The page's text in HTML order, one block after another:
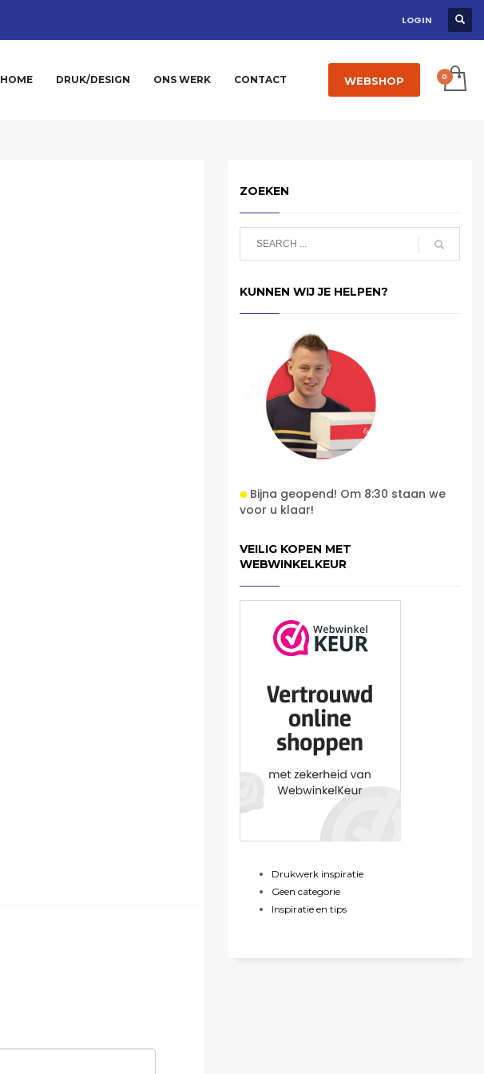
LOGIN
HOME DRUK/DESIGN ONS WERK CONTACT WEBSHOP
ZOEKEN
KUNNEN WIJ JE HELPEN?
Bijna geopend! Om 8:30 staan we
voor u klaar!
VEILIG KOPEN MET
WEBWINKELKEUR
Drukwerk inspiratie
Geen categorie
Inspiratie en tips